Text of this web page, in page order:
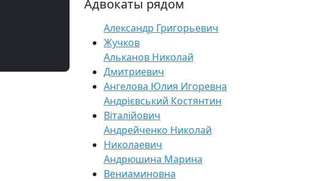
Адвокаты рядом
Александр Григорьевич
Жучков
Альканов Николай
Дмитриевич
Ангелова Юлия Игоревна
Андрієвський Костянтин
Віталійович
Андрейченко Николай
Николаевич
Андрюшина Марина
Вениаминовна